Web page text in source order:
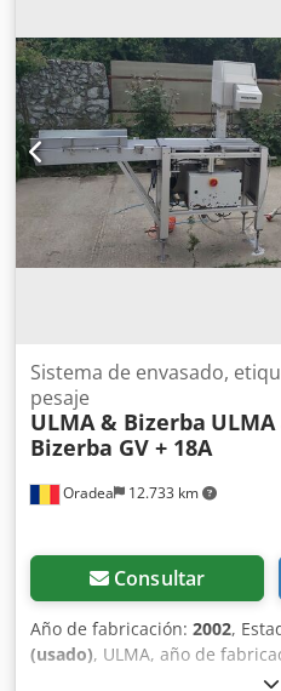
balanzas. 8) Vajilla, platos,
filtración. Documentación
in situ. Dksdpsxc Nhmefx Ab
Oradea 12.733 km
Sistema de envasado,
pesaje
ULMA & Bizerba
Bizerba GV + 18A
Consultar
Año de fabricación: 2002,
(usado), ULMA, año de
de alimentación extendidos. •